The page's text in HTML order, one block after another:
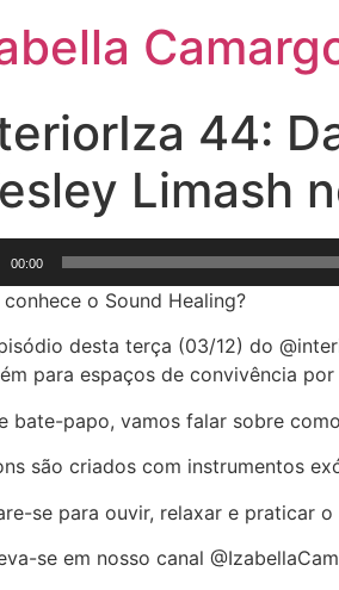
44:
Limash
00:00
o Sound Healing?
desta terça (03/12) do
para espaços de convivência
bate-papo, vamos falar sobre
são criados com instrumentos
se para ouvir, relaxar e praticar
se em nosso canal